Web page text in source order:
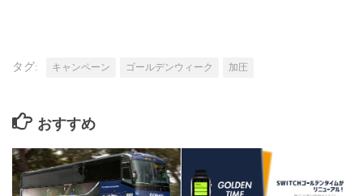
タグ: キャンペーン ゴールデンウィーク 加圧
おすすめ